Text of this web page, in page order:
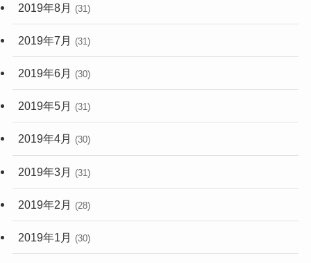
2019年8月 (31)
2019年7月 (31)
2019年6月 (30)
2019年5月 (31)
2019年4月 (30)
2019年3月 (31)
2019年2月 (28)
2019年1月 (30)